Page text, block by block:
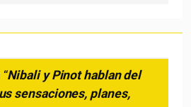
Nibali y Pinot hablan del
sensaciones, planes,